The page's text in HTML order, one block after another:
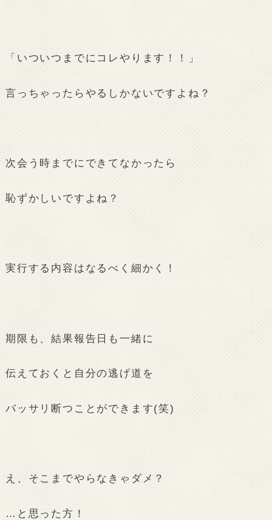
「いついつまでにコレやります！！」
言っちゃったらやるしかないですよね？
次会う時までにできてなかったら
恥ずかしいですよね？
実行する内容はなるべく細かく！
期限も、結果報告日も一緒に
伝えておくと自分の逃げ道を
バッサリ断つことができます(笑)
え、そこまでやらなきゃダメ？
…と思った方！